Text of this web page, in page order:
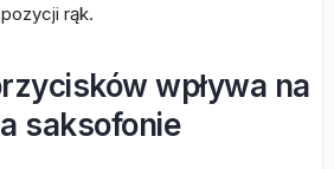
rąk.
wpływa na
saksofonie